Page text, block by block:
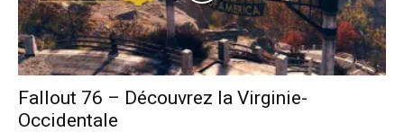
Fallout 76 – Découvrez la Virginie-
Occidentale